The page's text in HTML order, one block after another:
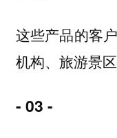
这些产品的客
机构、旅游景
- 03 -